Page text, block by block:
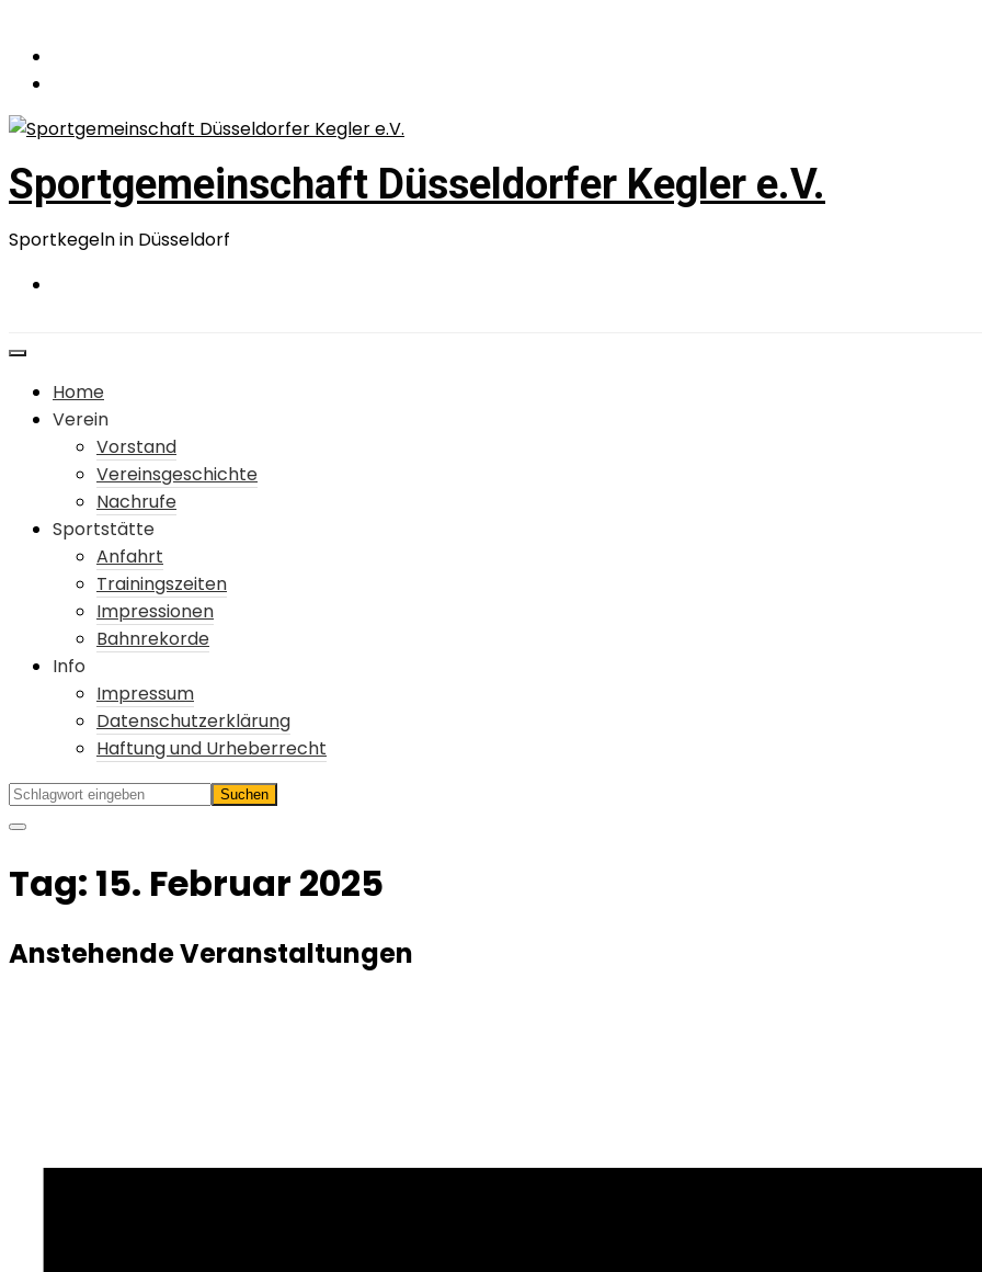
Inhalt
springen
Sportgemeinschaft Düsseldorfer Kegler e.V.
Sportkegeln in Düsseldorf
Home
Verein
Vorstand
Vereinsgeschichte
Nachrufe
Sportstätte
Anfahrt
Trainingszeiten
Impressionen
Bahnrekorde
Info
Impressum
Datenschutzerklärung
Haftung und Urheberrecht
Tag: 15. Februar 2025
Anstehende Veranstaltungen